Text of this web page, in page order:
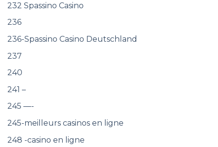
232 Spassino Casino
236
236-Spassino Casino Deutschland
237
240
241 –
245 —-
245-meilleurs casinos en ligne
248 -casino en ligne